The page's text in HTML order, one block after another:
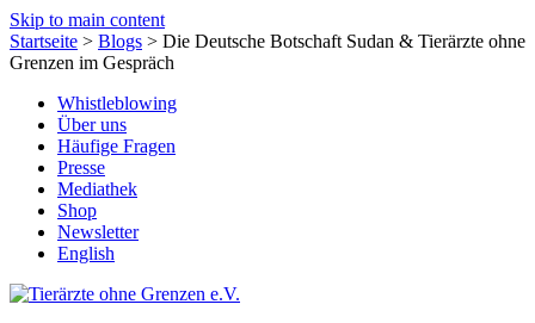
Skip to main content
Startseite > Blogs > Die Deutsche Botschaft Sudan & Tierärzte ohne
Grenzen im Gespräch
Whistleblowing
Über uns
Häufige Fragen
Presse
Mediathek
Shop
Newsletter
English